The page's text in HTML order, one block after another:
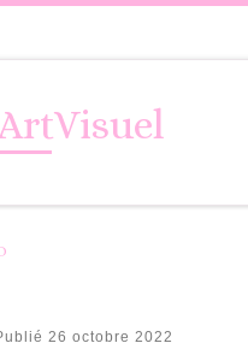
26 octobre 2022